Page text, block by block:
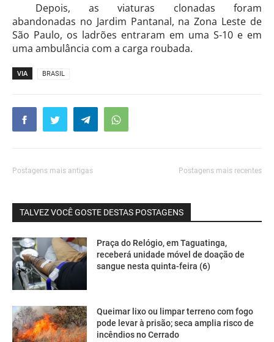
Depois, as viaturas clonadas foram
abandonadas no Jardim Pantanal, na Zona Leste de
São Paulo, os ladrões entraram em uma S-10 e em
uma ambulância com a carga roubada.
VIA BRASIL
Postagens mais antigas Postagens mais recentes
TALVEZ VOCÊ GOSTE DESTAS POSTAGENS
Praça do Relógio, em Taguatinga,
receberá unidade móvel de doação de
sangue nesta quinta-feira (6)
Queimar lixo ou limpar terreno com fogo
pode levar à prisão; seca amplia risco de
incêndios no Cerrado